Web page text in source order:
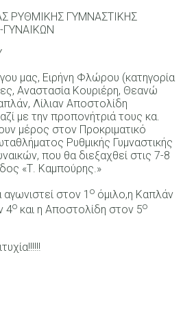
ΡΥΘΜΙΚΗΣ ΓΥΜΝΑΣΤΙΚΗΣ
μας, Ειρήνη Φλώρου (κατηγορία
Αναστασία Κουριέρη, Θεανώ
Λίλιαν Αποστολίδη
με την προπονήτριά τους κα.
μέρος στον Προκριματικό
Ρυθμικής Γυμναστικής
που θα διεξαχθεί στις 7-8
«Τ. Καμπούρης.»
στον 1 ο όμιλο,η Καπλάν
4ο και η Αποστολίδη στον 5ο